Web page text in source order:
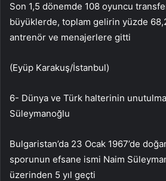
Son 1,5 dönemde 108 oyuncu
büyüklerde, toplam gelirin yüzde
antrenör ve menajerlere gitti
(Eyüp Karakuş/İstanbul)
6- Dünya ve Türk halterinin
Süleymanoğlu
Bulgaristan’da 23 Ocak 1967’de
sporunun efsane ismi Naim
üzerinden 5 yıl geçti